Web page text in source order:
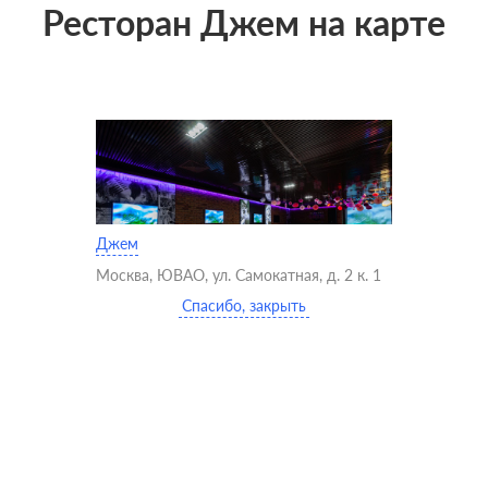
Ресторан Джем на карте
Джем
Москва, ЮВАО, ул. Самокатная, д. 2 к. 1
Спасибо, закрыть